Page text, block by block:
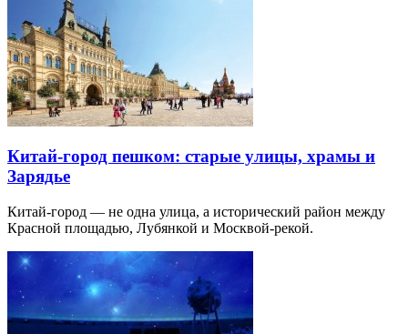
Китай-город пешком: старые улицы, храмы и
Зарядье
Китай-город — не одна улица, а исторический район между
Красной площадью, Лубянкой и Москвой-рекой.